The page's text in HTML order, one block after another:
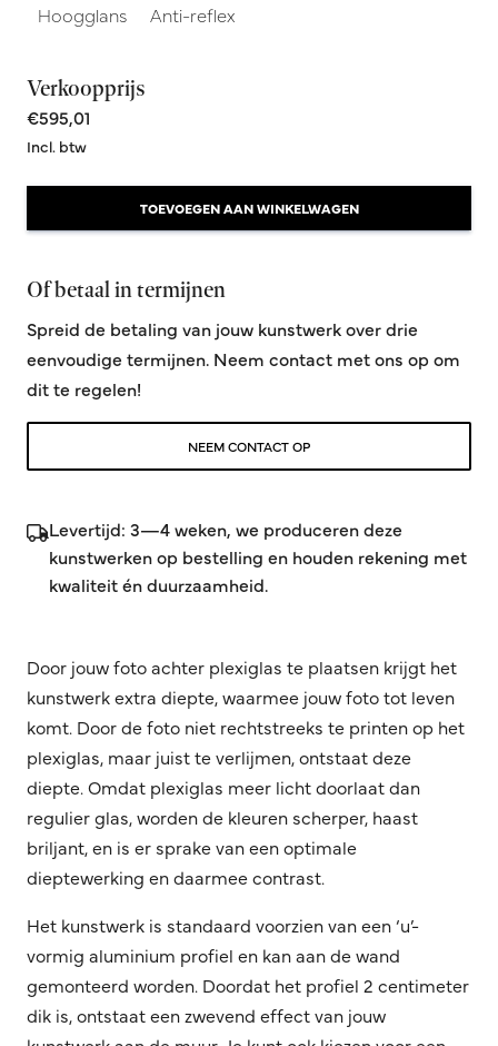
Hoogglans Anti-reflex
Verkoopprijs
€595,01
Incl. btw
TOEVOEGEN AAN WINKELWAGEN
Of betaal in termijnen
Spreid de betaling van jouw kunstwerk over drie
eenvoudige termijnen. Neem contact met ons op om
dit te regelen!
NEEM CONTACT OP
Levertijd: 3—4 weken, we produceren deze
kunstwerken op bestelling en houden rekening met
kwaliteit én duurzaamheid.
Door jouw foto achter plexiglas te plaatsen krijgt het
kunstwerk extra diepte, waarmee jouw foto tot leven
komt. Door de foto niet rechtstreeks te printen op het
plexiglas, maar juist te verlijmen, ontstaat deze
diepte. Omdat plexiglas meer licht doorlaat dan
regulier glas, worden de kleuren scherper, haast
briljant, en is er sprake van een optimale
dieptewerking en daarmee contrast.
Het kunstwerk is standaard voorzien van een ‘u’-
vormig aluminium profiel en kan aan de wand
gemonteerd worden. Doordat het profiel 2 centimeter
dik is, ontstaat een zwevend effect van jouw